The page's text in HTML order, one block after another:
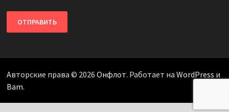
Авторские права © 2026 Онфлот. Работает на WordPress и
Bam.